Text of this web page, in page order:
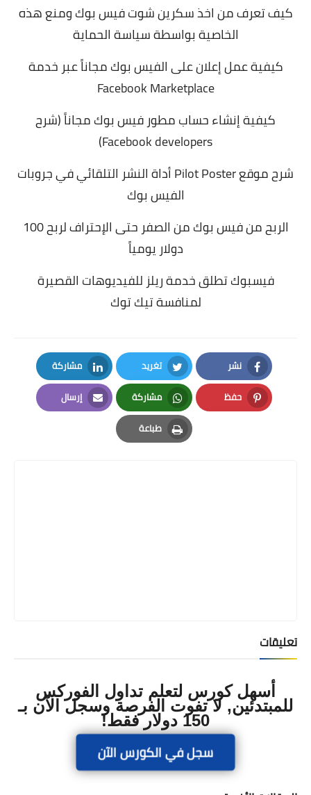
كيف تعرف من اخذ سكرين شوت فيس بوك ومنع هذه
الخاصية بواسطة سياسة الحماية
كيفية عمل إعلان على الفيس بوك مجاناً عبر خدمة
Facebook Marketplace
كيفية إنشاء حساب مطور فيس بوك مجاناً (شرح
Facebook developers)
شرح موقع Pilot Poster أداة النشر التلقائي في جروبات
الفيس بوك
الربح من فيس بوك من الصفر حتى الإحتراف لربح 100
دولار يومياً
فيسبوك تطلق خدمة ريلز للفيديوهات القصيرة
لمنافسة تيك توك
نشر
Facebook
تغريد
Twitter
مشاركة
LinkedIn
حفظ
Pinterest
مشاركة
Whatsapp
إرسال
Email
طباعة
Print
تعليقات
أسهل كورس لتعلم تداول الفوركس
للمبتدئين, لا تفوت الفرصة وسجل الآن بـ
150 دولار فقط!
سجل في الكورس الآن